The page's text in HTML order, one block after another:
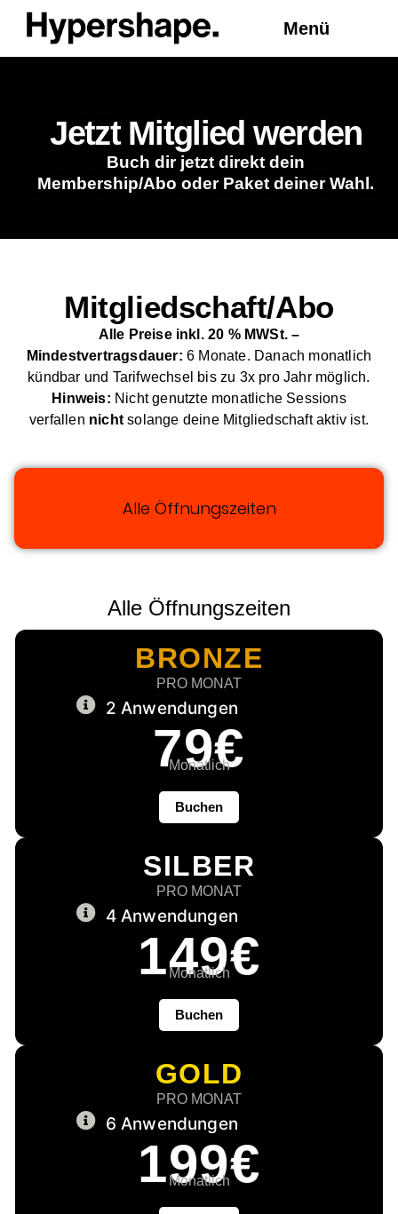
Menü
Jetzt Mitglied werden
Buch dir jetzt direkt dein
Membership/Abo oder Paket deiner Wahl.
Mitgliedschaft/Abo
Alle Preise inkl. 20 % MWSt. –
Mindestvertragsdauer: 6 Monate. Danach monatlich
kündbar und Tarifwechsel bis zu 3x pro Jahr möglich.
Hinweis: Nicht genutzte monatliche Sessions
verfallen nicht solange deine Mitgliedschaft aktiv ist.
Alle Öffnungszeiten
BRONZE
PRO MONAT
2 Anwendungen
79€
Monatlich
Buchen
SILBER
PRO MONAT
4 Anwendungen
149€
Monatlich
Buchen
GOLD
PRO MONAT
6 Anwendungen
199€
Monatlich
Alle Öffnungszeiten